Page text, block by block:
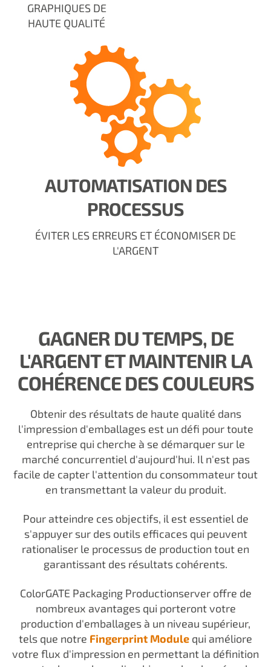
GRAPHIQUES DE
HAUTE QUALITÉ
AUTOMATISATION DES
PROCESSUS
ÉVITER LES ERREURS ET ÉCONOMISER DE
L'ARGENT
GAGNER DU TEMPS, DE
L'ARGENT ET MAINTENIR LA
COHÉRENCE DES COULEURS
Obtenir des résultats de haute qualité dans
l'impression d'emballages est un défi pour toute
entreprise qui cherche à se démarquer sur le
marché concurrentiel d'aujourd'hui. Il n'est pas
facile de capter l'attention du consommateur tout
en transmettant la valeur du produit.
Pour atteindre ces objectifs, il est essentiel de
s'appuyer sur des outils efficaces qui peuvent
rationaliser le processus de production tout en
garantissant des résultats cohérents.
ColorGATE Packaging Productionserver offre de
nombreux avantages qui porteront votre
production d'emballages à un niveau supérieur,
tels que notre Fingerprint Module qui améliore
votre flux d'impression en permettant la définition